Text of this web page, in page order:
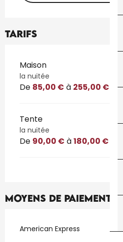
Tarifs
Tarifs 2026
Maison
la nuitée
De 85,00 € à 255,00 €
Tente
la nuitée
De 90,00 € à180,00 €
Moyens de paiement
American Express